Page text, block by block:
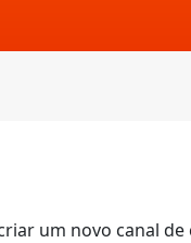
um novo canal de